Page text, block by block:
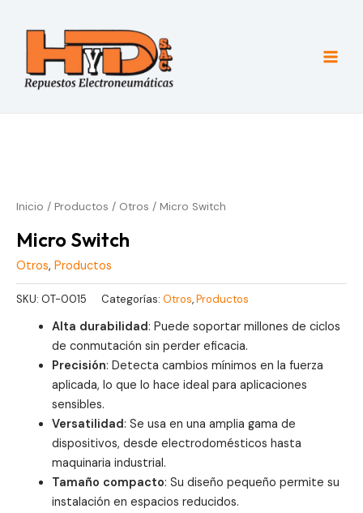
contenido
Main
Inicio / Productos / Otros / Micro Switch
Micro Switch
Otros, Productos
SKU: OT-0015 Categorías: Otros,Productos
Alta durabilidad: Puede soportar millones de ciclos
de conmutación sin perder eficacia.
Precisión: Detecta cambios mínimos en la fuerza
aplicada, lo que lo hace ideal para aplicaciones
sensibles.
Versatilidad: Se usa en una amplia gama de
dispositivos, desde electrodomésticos hasta
maquinaria industrial.
Tamaño compacto: Su diseño pequeño permite su
instalación en espacios reducidos.